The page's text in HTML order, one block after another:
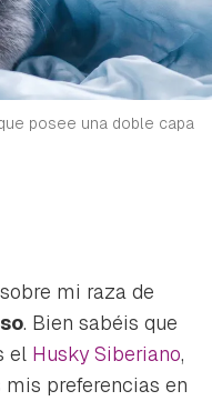
posee una doble capa
mi raza de
. Bien sabéis que
el Husky Siberiano,
preferencias en